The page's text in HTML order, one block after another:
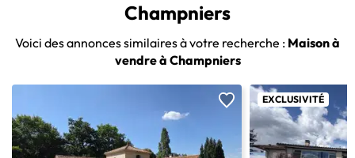
Champniers
Voici des annonces similaires à votre recherche : Maison à
vendre à Champniers
EXCLUSIVITÉ